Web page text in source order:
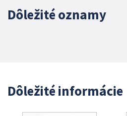
Dôležité oznamy
Dôležité informácie